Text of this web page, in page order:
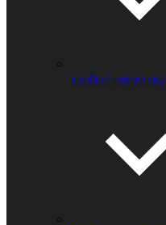
Liečivé prípravky